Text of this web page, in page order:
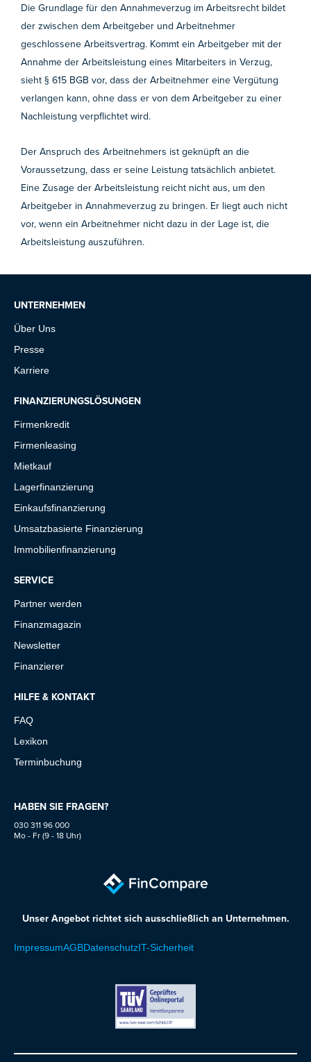
Die Grundlage für den Annahmeverzug im Arbeitsrecht bildet
der zwischen dem Arbeitgeber und Arbeitnehmer
geschlossene Arbeitsvertrag. Kommt ein Arbeitgeber mit der
Annahme der Arbeitsleistung eines Mitarbeiters in Verzug,
sieht § 615 BGB vor, dass der Arbeitnehmer eine Vergütung
verlangen kann, ohne dass er von dem Arbeitgeber zu einer
Nachleistung verpflichtet wird.
Der Anspruch des Arbeitnehmers ist geknüpft an die
Voraussetzung, dass er seine Leistung tatsächlich anbietet.
Eine Zusage der Arbeitsleistung reicht nicht aus, um den
Arbeitgeber in Annahmeverzug zu bringen. Er liegt auch nicht
vor, wenn ein Arbeitnehmer nicht dazu in der Lage ist, die
Arbeitsleistung auszuführen.
UNTERNEHMEN
Über Uns
Presse
Karriere
FINANZIERUNGSLÖSUNGEN
Firmenkredit
Firmenleasing
Mietkauf
Lagerfinanzierung
Einkaufsfinanzierung
Umsatzbasierte Finanzierung
Immobilienfinanzierung
SERVICE
Partner werden
Finanzmagazin
Newsletter
Finanzierer
HILFE & KONTAKT
FAQ
Lexikon
Terminbuchung
HABEN SIE FRAGEN?
030 311 96 000
Mo - Fr (9 - 18 Uhr)
Unser Angebot richtet sich ausschließlich an Unternehmen.
ImpressumAGBDatenschutzIT-Sicherheit